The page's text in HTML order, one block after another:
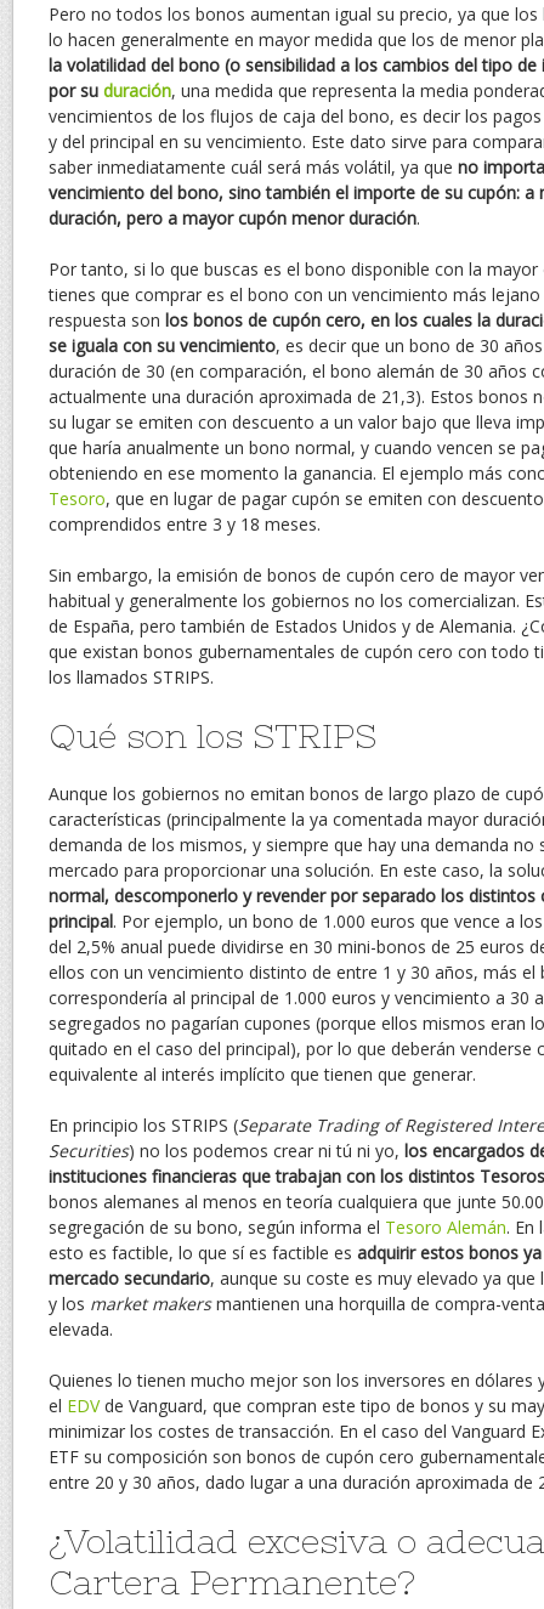
Pero no todos los bonos aumentan igual su precio, ya que
lo hacen generalmente en mayor medida que los de menor
la volatilidad del bono (o sensibilidad a los cambios del tipo
por su duración, una medida que representa la media
vencimientos de los flujos de caja del bono, es decir los
y del principal en su vencimiento. Este dato sirve para
saber inmediatamente cuál será más volátil, ya que no
vencimiento del bono, sino también el importe de su cupón:
duración, pero a mayor cupón menor duración.
Por tanto, si lo que buscas es el bono disponible con la
tienes que comprar es el bono con un vencimiento más
respuesta son los bonos de cupón cero, en los cuales la
se iguala con su vencimiento, es decir que un bono de 30
duración de 30 (en comparación, el bono alemán de 30 años
actualmente una duración aproximada de 21,3). Estos bonos
su lugar se emiten con descuento a un valor bajo que lleva
que haría anualmente un bono normal, y cuando vencen se
obteniendo en ese momento la ganancia. El ejemplo más
Tesoro, que en lugar de pagar cupón se emiten con
comprendidos entre 3 y 18 meses.
Sin embargo, la emisión de bonos de cupón cero de mayor
habitual y generalmente los gobiernos no los comercializan.
de España, pero también de Estados Unidos y de Alemania.
que existan bonos gubernamentales de cupón cero con todo
los llamados STRIPS.
Qué son los STRIPS
Aunque los gobiernos no emitan bonos de largo plazo de
características (principalmente la ya comentada mayor
demanda de los mismos, y siempre que hay una demanda no
mercado para proporcionar una solución. En este caso, la
normal, descomponerlo y revender por separado los distintos
principal. Por ejemplo, un bono de 1.000 euros que vence a
del 2,5% anual puede dividirse en 30 mini-bonos de 25 euros
ellos con un vencimiento distinto de entre 1 y 30 años, más
correspondería al principal de 1.000 euros y vencimiento a 30
segregados no pagarían cupones (porque ellos mismos eran
quitado en el caso del principal), por lo que deberán venderse
equivalente al interés implícito que tienen que generar.
En principio los STRIPS (Separate Trading of Registered
Securities) no los podemos crear ni tú ni yo, los encargados
instituciones financieras que trabajan con los distintos Tesoros
bonos alemanes al menos en teoría cualquiera que junte
segregación de su bono, según informa el Tesoro Alemán. En
esto es factible, lo que sí es factible es adquirir estos bonos
mercado secundario, aunque su coste es muy elevado ya que
y los market makersmantienen una horquilla de compra-
elevada.
Quienes lo tienen mucho mejor son los inversores en dólares
el EDVde Vanguard, que compran este tipo de bonos y su
minimizar los costes de transacción. En el caso del Vanguard
ETF su composición son bonos de cupón cero
entre 20 y 30 años, dado lugar a una duración aproximada de
¿Volatilidad excesiva o
Cartera Permanente?